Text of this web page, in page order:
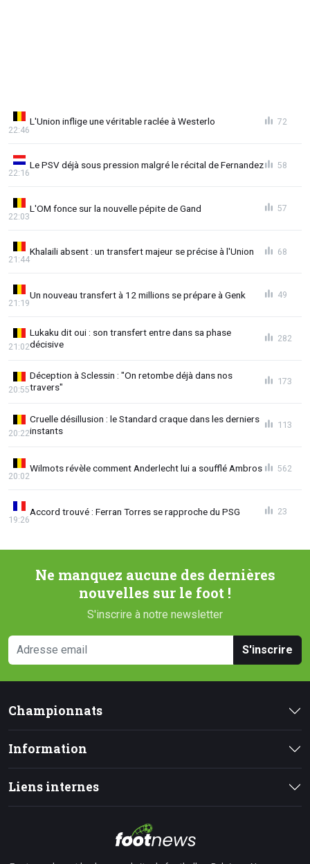
L'Union inflige une véritable raclée à Westerlo
22:46
72
Le PSV déjà sous pression malgré le récital de Fernandez
22:16
58
L'OM fonce sur la nouvelle pépite de Gand
22:03
57
Khalaili absent : un transfert majeur se précise à l'Union
21:44
68
Un nouveau transfert à 12 millions se prépare à Genk
21:19
49
Lukaku dit oui : son transfert entre dans sa phase
décisive
21:02
282
Déception à Sclessin : "On retombe déjà dans nos
travers"
20:55
173
Cruelle désillusion : le Standard craque dans les derniers
instants
20:22
113
Wilmots révèle comment Anderlecht lui a soufflé Ambros
20:02
562
Accord trouvé : Ferran Torres se rapproche du PSG
19:26
23
Ne manquez aucune des dernières
nouvelles sur le foot !
S'inscrire à notre newsletter
S'inscrire
Championnats
Information
Liens internes